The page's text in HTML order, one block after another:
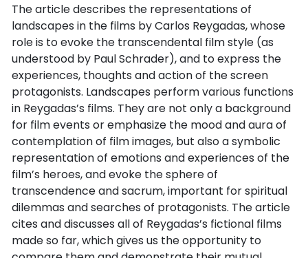
The article describes the representations of
landscapes in the films by Carlos Reygadas, whose
role is to evoke the transcendental film style (as
understood by Paul Schrader), and to express the
experiences, thoughts and action of the screen
protagonists. Landscapes perform various functions
in Reygadas’s films. They are not only a background
for film events or emphasize the mood and aura of
contemplation of film images, but also a symbolic
representation of emotions and experiences of the
film’s heroes, and evoke the sphere of
transcendence and sacrum, important for spiritual
dilemmas and searches of protagonists. The article
cites and discusses all of Reygadas’s fictional films
made so far, which gives us the opportunity to